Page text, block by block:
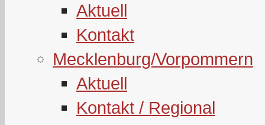
Aktuell
Kontakt
Mecklenburg/Vorpommern
Aktuell
Kontakt / Regional